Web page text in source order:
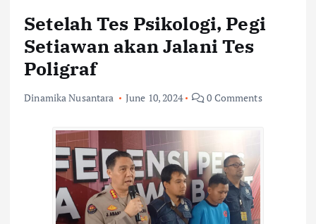
Setelah Tes Psikologi, Pegi
Setiawan akan Jalani Tes
Poligraf
Dinamika Nusantara June 10, 2024 0 Comments